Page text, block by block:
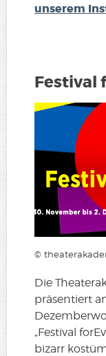
unserem
Festival
©
Die
präsentiert
„Festival
bizarr